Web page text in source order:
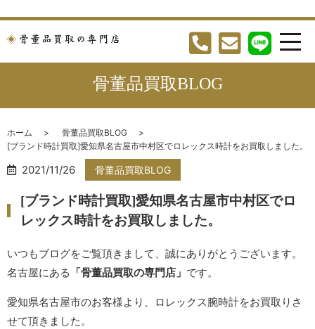
骨董品買取BLOG
ホーム
骨董品買取BLOG
[ブランド時計買取]愛知県名古屋市中村区でロレックス時計をお買取しました。
2021/11/26 骨董品買取BLOG
[ブランド時計買取]愛知県名古屋市中村区でロ
レックス時計をお買取しました。
いつもブログをご覧頂きまして、誠にありがとうございます。
名古屋にある 「骨董品買取の専門店」 です。
愛知県名古屋市のお客様より、ロレックス腕時計をお買取りさ
せて頂きました。